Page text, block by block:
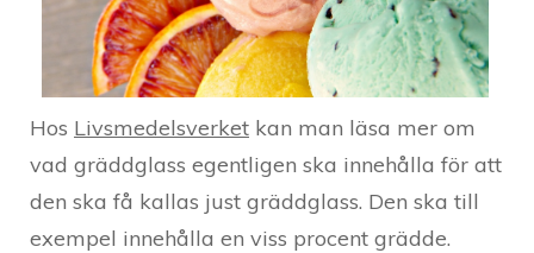
Hos Livsmedelsverket kan man läsa mer om
vad gräddglass egentligen ska innehålla för att
den ska få kallas just gräddglass. Den ska till
exempel innehålla en viss procent grädde.